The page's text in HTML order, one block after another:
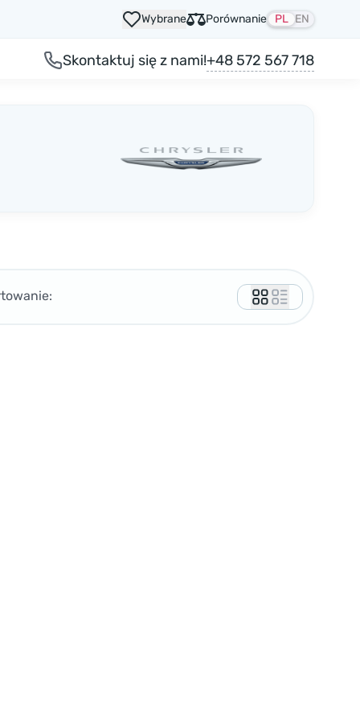
Wybrane Porównanie PL EN
Skontaktuj się z nami!+48 572 567 718